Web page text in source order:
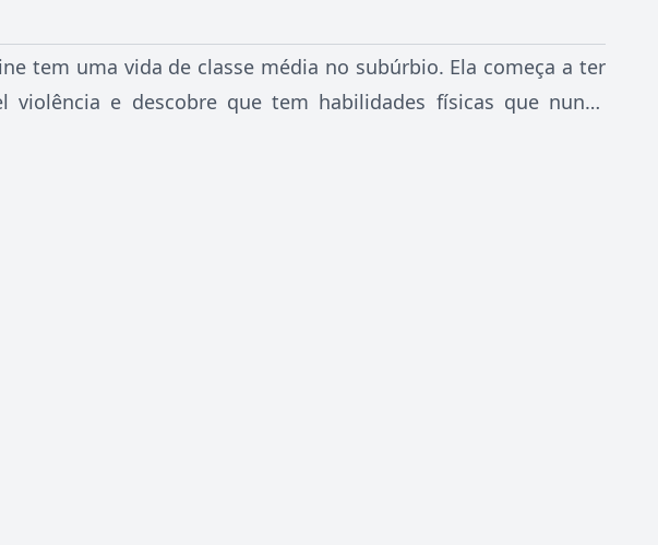
tem uma vida de classe média no subúrbio. Ela começa a ter
violência e descobre que tem habilidades físicas que nunca
um detetive particular, para sondar seu passado, Samantha